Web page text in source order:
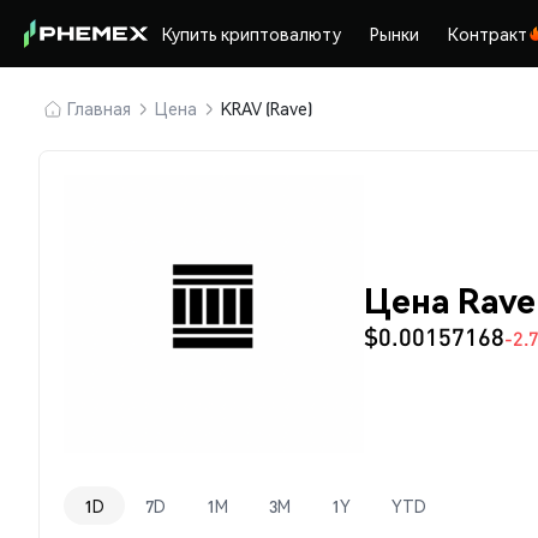
Купить криптовалюту Рынки Контракт
Главная Цена KRAV (Rave)
Цена
$0.00157168-
1D 7D 1M 3M 1Y YTD